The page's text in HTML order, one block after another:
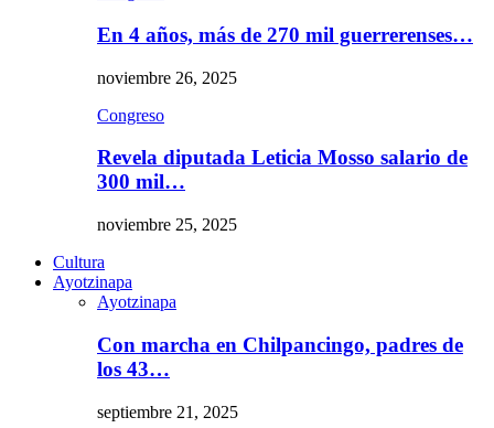
En 4 años, más de 270 mil guerrerenses…
noviembre 26, 2025
Congreso
Revela diputada Leticia Mosso salario de
300 mil…
noviembre 25, 2025
Cultura
Ayotzinapa
Ayotzinapa
Con marcha en Chilpancingo, padres de
los 43…
septiembre 21, 2025